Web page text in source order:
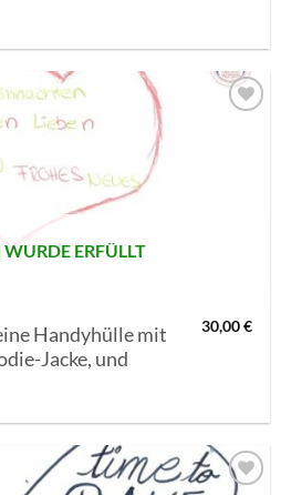
ERFÜLLT
Handyhülle mit
Jacke, und
30,00€